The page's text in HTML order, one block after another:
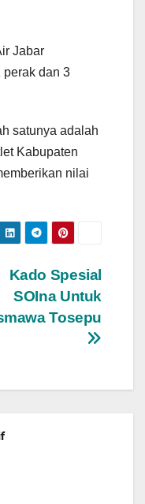
Jabar
perak dan 3
satunya adalah
Kabupaten
nilai
Kado Spesial
SOIna Untuk
Tosepu